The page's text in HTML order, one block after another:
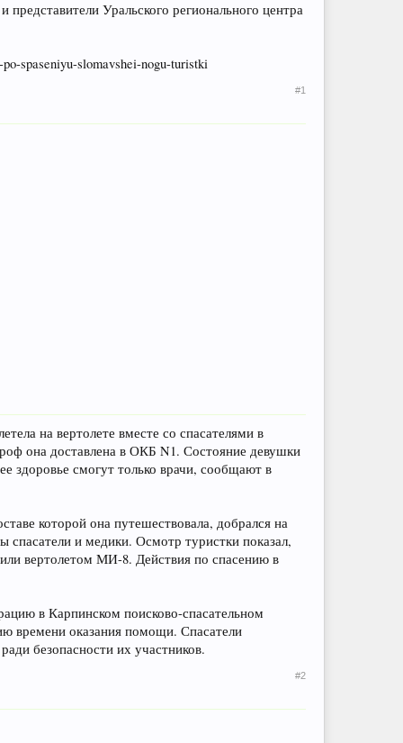
Уральского регионального центра
spaseniyu-slomavshei-nogu-turistki
#1
на вертолете вместе со спасателями в
она доставлена в ОКБ N1. Состояние девушки
здоровье смогут только врачи, сообщают в
которой она путешествовала, добрался на
спасатели и медики. Осмотр туристки показал,
вертолетом МИ-8. Действия по спасению в
в Карпинском поисково-спасательном
времени оказания помощи. Спасатели
безопасности их участников.
#2